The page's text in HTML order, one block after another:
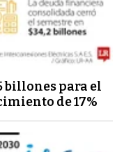
billones para el
de 17%